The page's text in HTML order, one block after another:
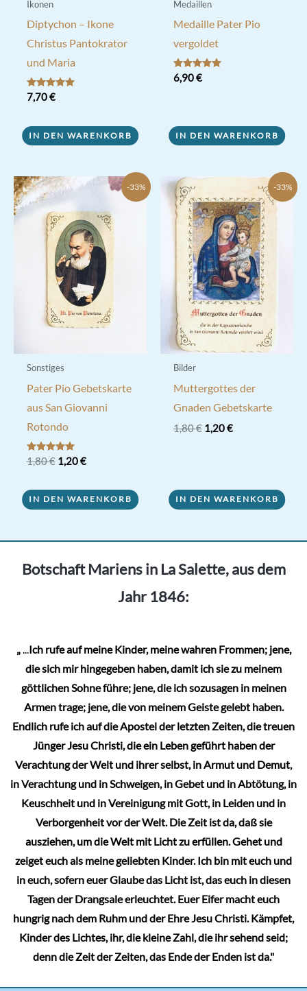
Ikonen
Diptychon – Ikone
Christus Pantokrator
und Maria
Bewertet mit
5.00
7,70€
IN DEN WARENKORB
Medaillen
Medaille Pater Pio
vergoldet
Bewertet mit
5.00
6,90€
IN DEN WARENKORB
-33%
Sonstiges
Pater Pio Gebetskarte
aus San Giovanni
Rotondo
Bewertet mit
5.00
1,80€ Ursprünglicher
1,80 €
1,20€Aktueller
1,20 €.
IN DEN WARENKORB
-33%
Bilder
Muttergottes der
Gnaden Gebetskarte
1,80€ Ursprünglicher
1,20€Aktueller
IN DEN WARENKORB
Botschaft Mariens in La Salette, aus dem
Jahr 1846:
„...Ich rufe auf meine Kinder, meine wahren Frommen; jene,
die sich mir hingegeben haben, damit ich sie zu meinem
göttlichen Sohne führe; jene, die ich sozusagen in meinen
Armen trage; jene, die von meinem Geiste gelebt haben.
Endlich rufe ich auf die Apostel der letzten Zeiten, die treuen
Jünger Jesu Christi, die ein Leben geführt haben der
Verachtung der Welt und ihrer selbst, in Armut und Demut,
in Verachtung und in Schweigen, in Gebet und in Abtötung, in
Keuschheit und in Vereinigung mit Gott, in Leiden und in
Verborgenheit vor der Welt. Die Zeit ist da, daß sie
ausziehen, um die Welt mit Licht zu erfüllen. Gehet und
zeiget euch als meine geliebten Kinder. Ich bin mit euch und
in euch, sofern euer Glaube das Licht ist, das euch in diesen
Tagen der Drangsale erleuchtet. Euer Eifer macht euch
hungrig nach dem Ruhm und der Ehre Jesu Christi. Kämpfet,
Kinder des Lichtes, ihr, die kleine Zahl, die ihr sehend seid;
denn die Zeit der Zeiten, das Ende der Enden ist da."